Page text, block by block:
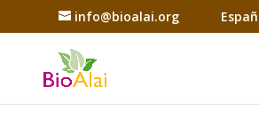
info@bioalai.org